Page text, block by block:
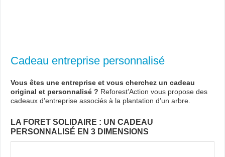
Cadeau entreprise personnalisé
Vous êtes une entreprise et vous cherchez un cadeau
original et personnalisé ? Reforest’Action vous propose des
cadeaux d’entreprise associés à la plantation d’un arbre.
LA FORET SOLIDAIRE : UN CADEAU
PERSONNALISÉ EN 3 DIMENSIONS